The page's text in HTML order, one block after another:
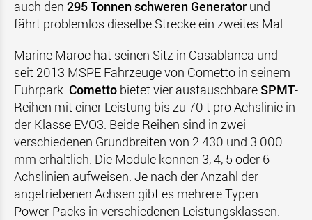
auch den 295 Tonnen schweren Generator und
fährt problemlos dieselbe Strecke ein zweites Mal.
Marine Maroc hat seinen Sitz in Casablanca und
seit 2013 MSPE Fahrzeuge von Cometto in seinem
Fuhrpark. Cometto bietet vier austauschbareSPMT-
Reihen mit einer Leistung bis zu 70 t pro Achslinie in
der Klasse EVO3. Beide Reihen sind in zwei
verschiedenen Grundbreiten von 2.430 und 3.000
mm erhältlich. Die Module können 3, 4, 5 oder 6
Achslinien aufweisen. Je nach der Anzahl der
angetriebenen Achsen gibt es mehrere Typen
Power-Packs in verschiedenen Leistungsklassen.